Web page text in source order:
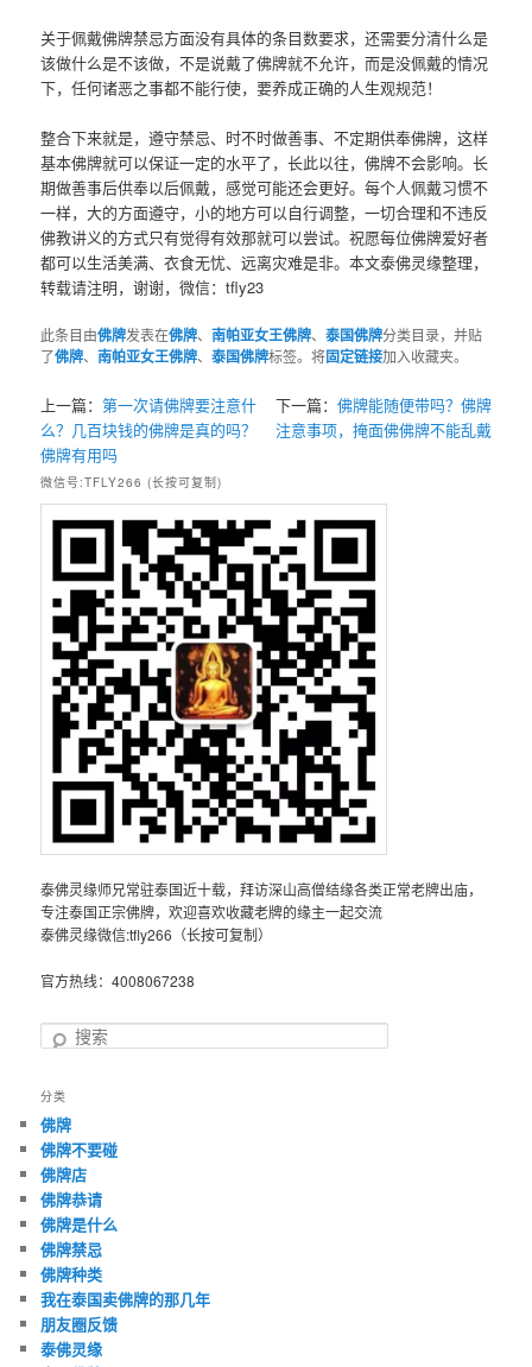
关于佩戴佛牌禁忌方面没有具体的条目数要求，还需要分清什么是
该做什么是不该做，不是说戴了佛牌就不允许，而是没佩戴的情况
下，任何诸恶之事都不能行使，要养成正确的人生观规范！
整合下来就是，遵守禁忌、时不时做善事、不定期供奉佛牌，这样
基本佛牌就可以保证一定的水平了，长此以往，佛牌不会影响。长
期做善事后供奉以后佩戴，感觉可能还会更好。每个人佩戴习惯不
一样，大的方面遵守，小的地方可以自行调整，一切合理和不违反
佛教讲义的方式只有觉得有效那就可以尝试。祝愿每位佛牌爱好者
都可以生活美满、衣食无忧、远离灾难是非。本文泰佛灵缘整理，
转载请注明，谢谢，微信：tfly23
此条目由佛牌发表在佛牌、南帕亚女王佛牌、泰国佛牌分类目录，并贴
了佛牌、南帕亚女王佛牌、泰国佛牌标签。将固定链接加入收藏夹。
上一篇：第一次请佛牌要注意什
么？几百块钱的佛牌是真的吗？
佛牌有用吗
下一篇： 佛牌能随便带吗？佛牌
注意事项，掩面佛佛牌不能乱戴
微信号:TFLY266 (长按可复制)
泰佛灵缘师兄常驻泰国近十载，拜访深山高僧结缘各类正常老牌出庙，
专注泰国正宗佛牌，欢迎喜欢收藏老牌的缘主一起交流
泰佛灵缘微信:tfly266（长按可复制）
官方热线：4008067238
搜
分类
佛牌
佛牌不要碰
佛牌店
佛牌恭请
佛牌是什么
佛牌禁忌
佛牌种类
我在泰国卖佛牌的那几年
朋友圈反馈
泰佛灵缘